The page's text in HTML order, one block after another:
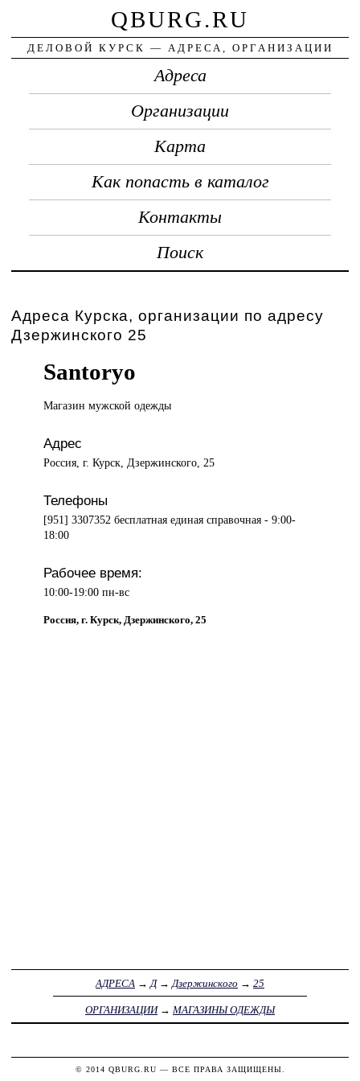
QBURG.RU
ДЕЛОВОЙ КУРСК — АДРЕСА, ОРГАНИЗАЦИИ
Адреса
Организации
Карта
Как попасть в каталог
Контакты
Поиск
Адреса Курска, организации по адресу
Дзержинского 25
Santoryo
Магазин мужскойодежды
Адрес
Россия, г. Курск, Дзержинского, 25
Телефоны
[951] 3307352 бесплатная единая справочная - 9:00-
18:00
Рабочее время:
10:00-19:00 пн-вс
Россия, г. Курск, Дзержинского, 25
АДРЕСА → Д→ Дзержинского → 25
ОРГАНИЗАЦИИ→ МАГАЗИНЫ ОДЕЖДЫ
© 2014 QBURG.RU — ВСЕ ПРАВА ЗАЩИЩЕНЫ.